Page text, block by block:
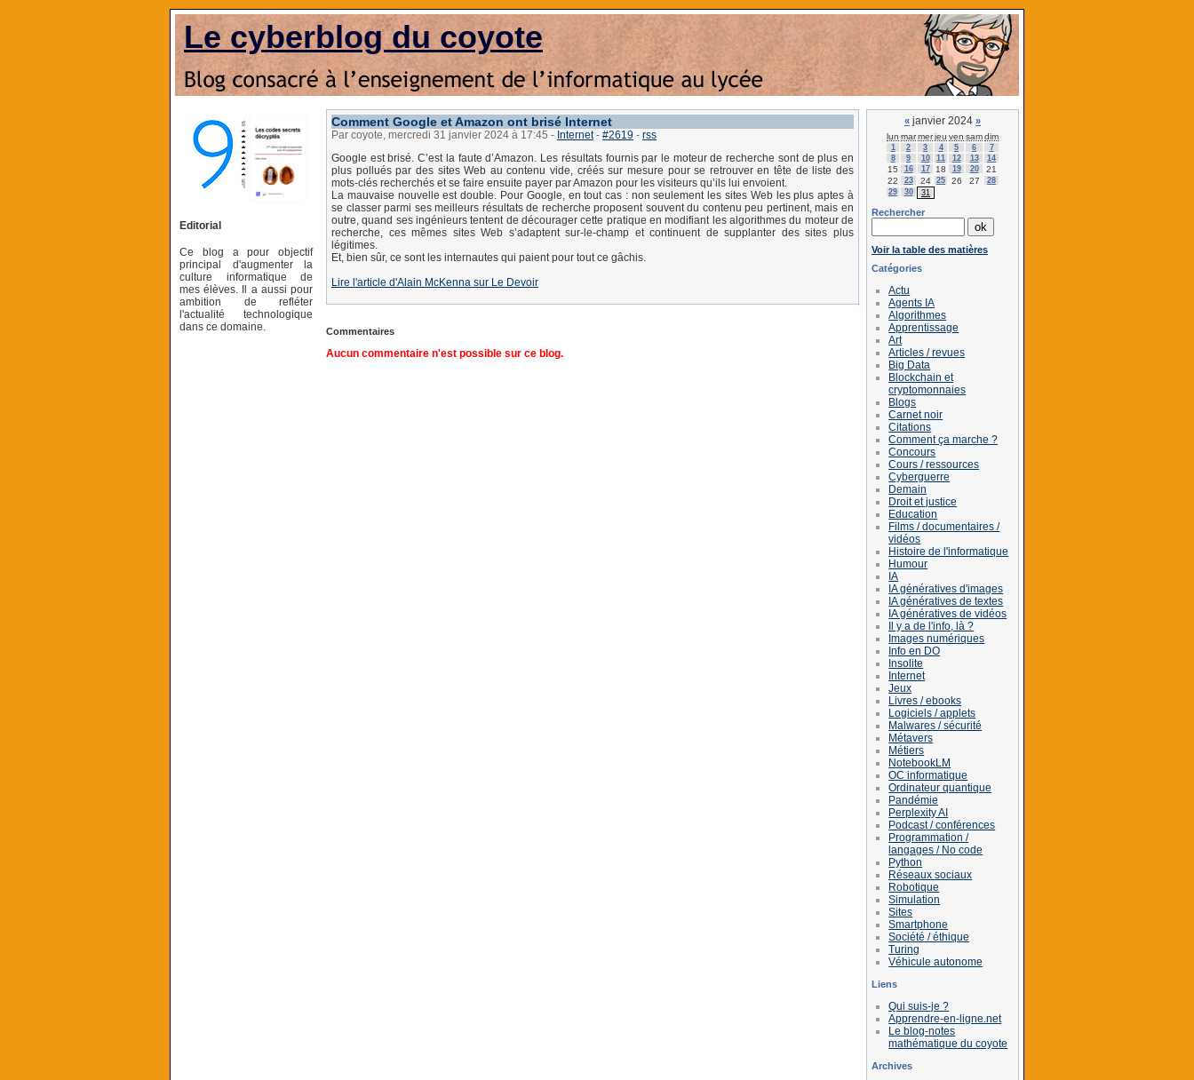
Le cyberblog du coyote
Editorial
Ce blog a pour objectif
principal d'augmenter la
culture informatique de
mes élèves. Il a aussi pour
ambition de refléter
l'actualité technologique
dans ce domaine.
Comment Google et Amazon ont brisé Internet
Par coyote, mercredi 31 janvier 2024 à 17:45 - Internet - #2619 - rss
Google est brisé. C’est la faute d’Amazon. Les résultats fournis par le moteur de recherche sont de plus en
plus pollués par des sites Web au contenu vide, créés sur mesure pour se retrouver en tête de liste des
mots-clés recherchés et se faire ensuite payer par Amazon pour les visiteurs qu’ils lui envoient.
La mauvaise nouvelle est double. Pour Google, en tout cas : non seulement les sites Web les plus aptes à
se classer parmi ses meilleurs résultats de recherche proposent souvent du contenu peu pertinent, mais en
outre, quand ses ingénieurs tentent de décourager cette pratique en modifiant les algorithmes du moteur de
recherche, ces mêmes sites Web s’adaptent sur-le-champ et continuent de supplanter des sites plus
légitimes.
Et, bien sûr, ce sont les internautes qui paient pour tout ce gâchis.
Lire l'article d'Alain McKenna sur Le Devoir
Commentaires
Aucun commentaire n'est possible sur ce blog.
« janvier 2024 »
lun marmerjeu ven samdim
1 2 3 4 5 6
7
8
9 10 11 12 13 14
15 16 17 18 19 20
21
22
23 24 25 26 27
28
29
30 31
Rechercher
Voir la table des matières
Catégories
Actu
Agents IA
Algorithmes
Apprentissage
Art
Articles / revues
Big Data
Blockchain et
cryptomonnaies
Blogs
Carnet noir
Citations
Comment ça marche ?
Concours
Cours / ressources
Cyberguerre
Demain
Droit et justice
Education
Films / documentaires /
vidéos
Histoire de l'informatique
Humour
IA
IA génératives d'images
IA génératives de textes
IA génératives de vidéos
Il y a de l'info, là ?
Images numériques
Info en DO
Insolite
Internet
Jeux
Livres / ebooks
Logiciels / applets
Malwares / sécurité
Métavers
Métiers
NotebookLM
OC informatique
Ordinateur quantique
Pandémie
Perplexity AI
Podcast / conférences
Programmation /
langages / No code
Python
Réseaux sociaux
Robotique
Simulation
Sites
Smartphone
Société / éthique
Turing
Véhicule autonome
Liens
Qui suis-je ?
Apprendre-en-ligne.net
Le blog-notes
mathématique du coyote
Archives